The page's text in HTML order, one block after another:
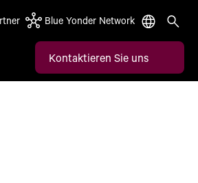
Blue Yonder Network
Kontaktieren Sie uns